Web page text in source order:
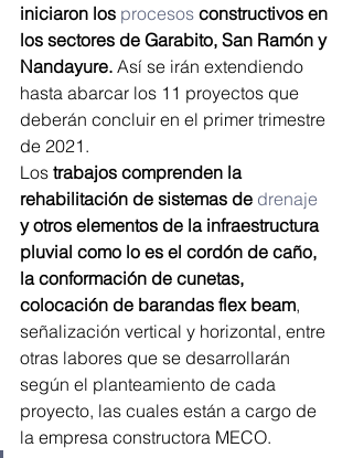
iniciaron los procesos constructivos en
los sectores de Garabito, San Ramón y
Nandayure. Así se irán extendiendo
hasta abarcar los 11 proyectos que
deberán concluir en el primer trimestre
de 2021.
Los trabajos comprenden la
rehabilitación de sistemas de drenaje
y otros elementos de la infraestructura
pluvial como lo es el cordón de caño,
la conformación de cunetas,
colocación de barandas flex beam,
señalización vertical y horizontal, entre
otras labores que se desarrollarán
según el planteamiento de cada
proyecto, las cuales están a cargo de
la empresa constructora MECO.